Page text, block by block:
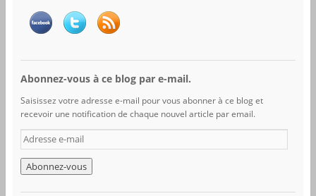
Abonnez-vous à ce blog par e-mail.
Saisissez votre adresse e-mail pour vous abonner à ce blog et
recevoir une notification de chaque nouvel article par email.
A
d
r
e
s